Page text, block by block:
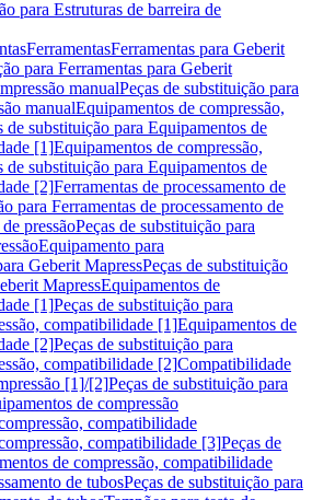
para Estruturas de barreira de
FerramentasFerramentas para Geberit
para Ferramentas para Geberit
manualPeças de substituição para
manualEquipamentos de compressão,
de substituição para Equipamentos de
[1]Equipamentos de compressão,
de substituição para Equipamentos de
[2]Ferramentas de processamento de
para Ferramentas de processamento de
pressãoPeças de substituição para
Equipamento para
Geberit MapressPeças de substituição
MapressEquipamentos de
[1]Peças de substituição para
compatibilidade [1]Equipamentos de
[2]Peças de substituição para
compatibilidade [2]Compatibilidade
[1]/[2]Peças de substituição para
de compressão
compatibilidade
compatibilidade [3]Peças de
de compressão, compatibilidade
de tubosPeças de substituição para